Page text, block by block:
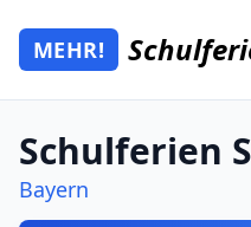
Zum Hauptinhalt springen
Mehr Schulferien
MEHR!
Schulferien
Bayern